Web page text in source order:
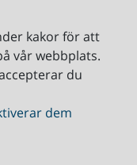
kakor för att
vår webbplats.
du
dem